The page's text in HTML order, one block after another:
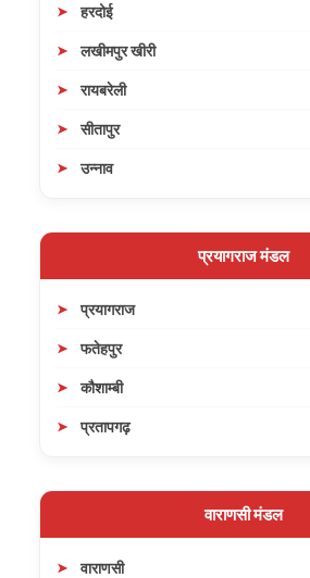
हरदोई
लखीमपुर खीरी
रायबरेली
सीतापुर
उन्नाव
प्रयागराज मंडल
प्रयागराज
फतेहपुर
कौशाम्बी
प्रतापगढ़
वाराणसी मंडल
वाराणसी